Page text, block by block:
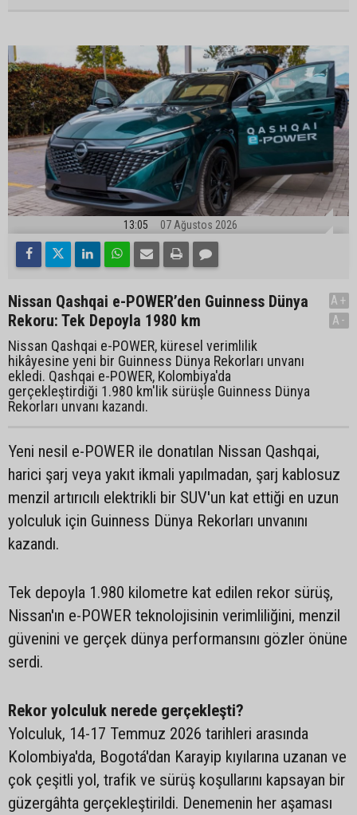
13:05 07 Ağustos 2026
Nissan Qashqai e-POWER’den Guinness Dünya
Rekoru: Tek Depoyla 1980 km
Nissan Qashqai e-POWER, küresel verimlilik
hikâyesine yeni bir Guinness Dünya Rekorları unvanı
ekledi. Qashqai e-POWER, Kolombiya'da
gerçekleştirdiği 1.980 km'lik sürüşle Guinness Dünya
Rekorları unvanı kazandı.
A+
A-
Yeni nesil e-POWER ile donatılan Nissan Qashqai,
harici şarj veya yakıt ikmali yapılmadan, şarj kablosuz
menzil artırıcılı elektrikli bir SUV'un kat ettiği en uzun
yolculuk için Guinness Dünya Rekorları unvanını
kazandı.
Tek depoyla 1.980 kilometre kat edilen rekor sürüş,
Nissan'ın e-POWER teknolojisinin verimliliğini, menzil
güvenini ve gerçek dünya performansını gözler önüne
serdi.
Rekor yolculuk nerede gerçekleşti?
Yolculuk, 14-17 Temmuz 2026 tarihleri arasında
Kolombiya'da, Bogotá'dan Karayip kıyılarına uzanan ve
çok çeşitli yol, trafik ve sürüş koşullarını kapsayan bir
güzergâhta gerçekleştirildi. Denemenin her aşaması